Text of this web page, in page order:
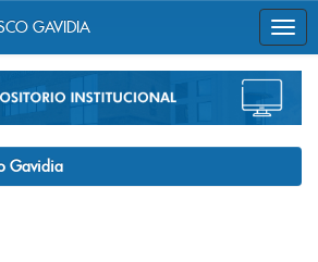
GAVIDIA
Gavidia